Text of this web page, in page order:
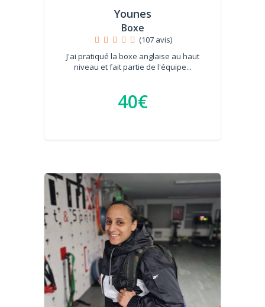
Younes
Boxe
(107 avis)
J'ai pratiqué la boxe anglaise au haut
niveau et fait partie de l'équipe...
40€